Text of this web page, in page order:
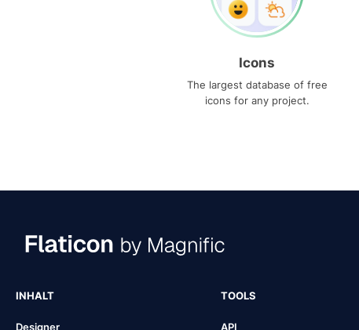
Icons
The largest database of free
icons for any project.
INHALT
Designer
TOOLS
API